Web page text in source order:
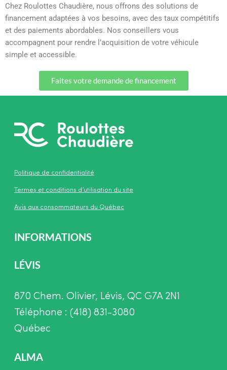
Chez Roulottes Chaudière, nous offrons des solutions de
financement adaptées à vos besoins, avec des taux compétitifs
et des paiements abordables. Nos conseillers vous
accompagnent pour rendre l’acquisition de votre véhicule
simple et accessible.
Faites votre demande de financement
Politique de confidentialité
Termes et conditions d’utilisation du site
Avis aux consommateurs du Québec
INFORMATIONS
LÉVIS
870 Chem. Olivier, Lévis, QC G7A 2N1
Téléphone : (418) 831-3080
Québec
ALMA